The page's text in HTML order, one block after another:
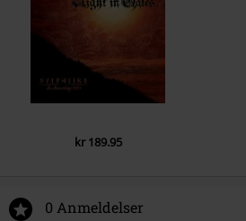
The Nihilist Delta
Sculptured And Defleshed
kr 189.95
0 Anmeldelser